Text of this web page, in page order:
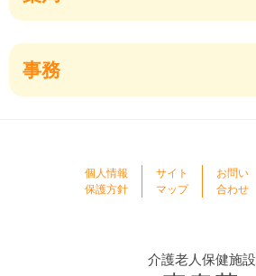
事務
個人情報
保護方針
サイト
マップ
お問い
合わせ
介護老人保健施設